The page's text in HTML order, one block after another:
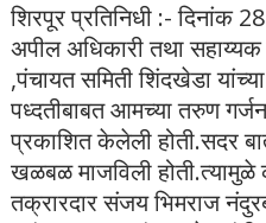
शिरपूर प्रतिनिधी :- दिनांक
अपील अधिकारी तथा
,पंचायत समिती शिंदखेडा
पध्दतीबाबत आमच्या तरुण
प्रकाशित केलेली होती.सदर
खळबळ माजविली होती.त्यामुळे
तक्रारदार संजय भिमराज